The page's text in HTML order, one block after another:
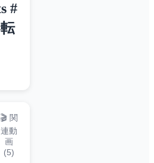
#
🎬 関
連動
画
(5)